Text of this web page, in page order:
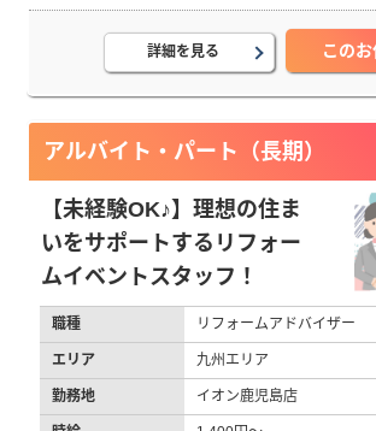
詳細を見る この
アルバイト・パート（長期）
【未経験OK♪】理想の住ま
いをサポートするリフォー
ムイベントスタッフ！
職種 リフォームアドバイザー
エリア 九州エリア
勤務地 イオン鹿児島店